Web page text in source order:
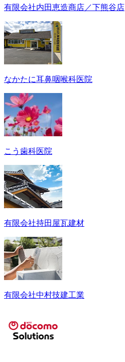
有限会社内田恵造商店／下熊谷店
なかたに耳鼻咽喉科医院
こう歯科医院
有限会社持田屋瓦建材
有限会社中村技建工業